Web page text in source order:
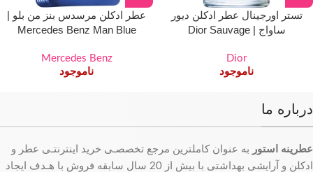
تستر اورجینال عطر ادکلن دیور
ساواج | Dior Sauvage
Dior
ناموجود
عطر ادکلن مرسدس بنز من بلو |
Mercedes Benz Man Blue
Mercedes Benz
ناموجود
درباره ما
عطرینه استور به عنوان کاملترین مرجع تخصصـی خرید اینترنتـی عطر و
ادکلن و آرایشی بهداشتی با بیش از 20 سال سابقه فروش با هـدف ایجاد